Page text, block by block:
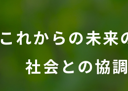
これからの未来
社会との協